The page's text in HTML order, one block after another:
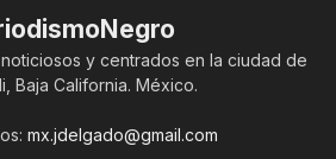
y centrados en la ciudad de
Baja California. México.
mx.jdelgado@gmail.com